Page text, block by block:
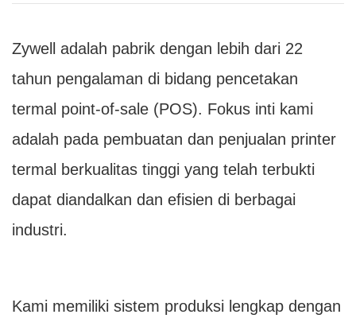
Zywell adalah pabrik dengan lebih dari 22
tahun pengalaman di bidang pencetakan
termal point-of-sale (POS). Fokus inti kami
adalah pada pembuatan dan penjualan printer
termal berkualitas tinggi yang telah terbukti
dapat diandalkan dan efisien di berbagai
industri.
Kami memiliki sistem produksi lengkap dengan